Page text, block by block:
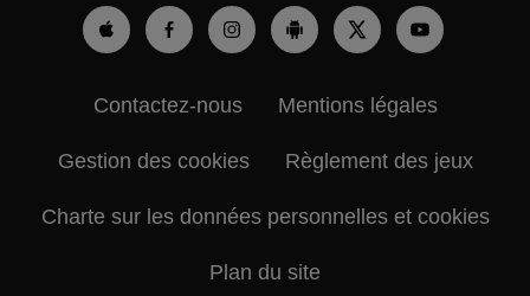
Contactez-nous Mentions légales
Gestion des cookies Règlement des jeux
Charte sur les données personnelles et cookies
Plan du site